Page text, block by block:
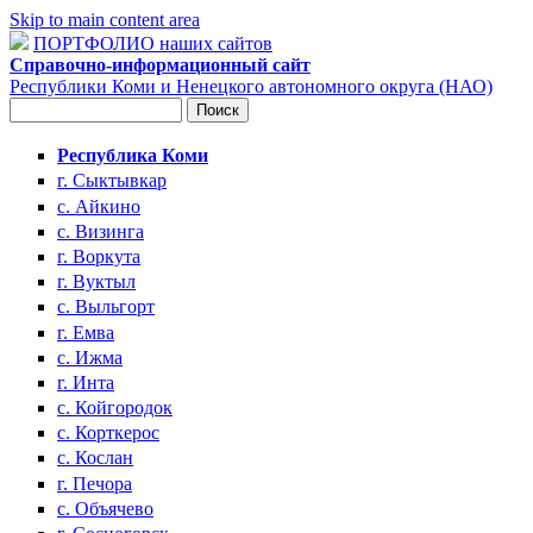
Skip to main content area
ПОРТФОЛИО наших сайтов
Справочно-информационный сайт
Республики Коми и Ненецкого автономного округа (НАО)
Республика Коми
г. Сыктывкар
с. Айкино
с. Визинга
г. Воркута
г. Вуктыл
с. Выльгорт
г. Емва
с. Ижма
г. Инта
с. Койгородок
с. Корткерос
с. Кослан
г. Печора
с. Объячево